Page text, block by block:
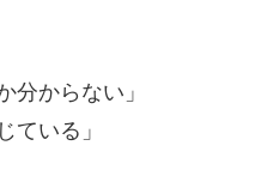
分からない」
ている」